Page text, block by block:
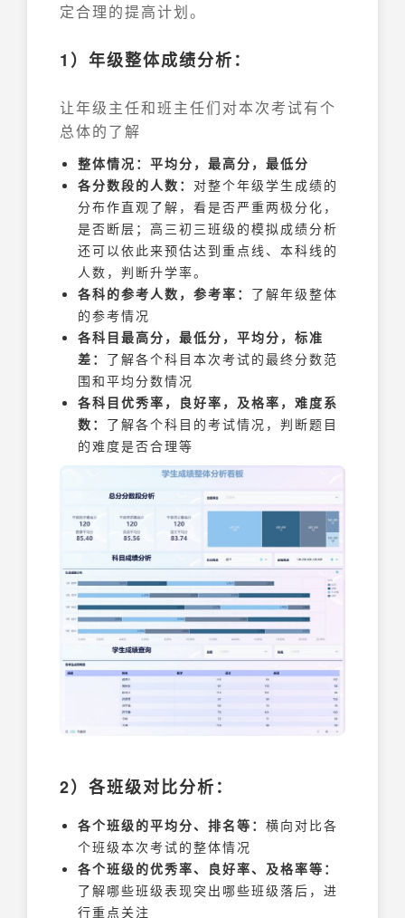
定合理的提高计划。
1）年级整体成绩分析：
让年级主任和班主任们对本次考试有个
总体的了解
整体情况：平均分，最高分，最低分
各分数段的人数： 对整个年级学生成绩的
分布作直观了解，看是否严重两极分化，
是否断层；高三初三班级的模拟成绩分析
还可以依此来预估达到重点线、本科线的
人数，判断升学率。
各科的参考人数，参考率： 了解年级整体
的参考情况
各科目最高分，最低分，平均分，标准
差： 了解各个科目本次考试的最终分数范
围和平均分数情况
各科目优秀率，良好率，及格率，难度系
数： 了解各个科目的考试情况，判断题目
的难度是否合理等
2）各班级对比分析：
各个班级的平均分、排名等： 横向对比各
个班级本次考试的整体情况
各个班级的优秀率、良好率、及格率等：
了解哪些班级表现突出哪些班级落后，进
行重点关注